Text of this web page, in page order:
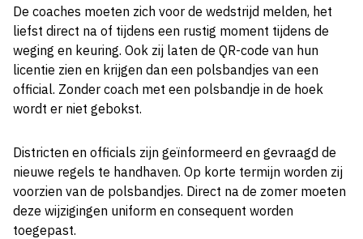
De coaches moeten zich voor de wedstrijd melden, het
liefst direct na of tijdens een rustig moment tijdens de
weging en keuring. Ook zij laten de QR-code van hun
licentie zien en krijgen dan een polsbandjes van een
official. Zonder coach met een polsbandje in de hoek
wordt er niet gebokst.
Districten en officials zijn geïnformeerd en gevraagd de
nieuwe regels te handhaven. Op korte termijn worden zij
voorzien van de polsbandjes. Direct na de zomer moeten
deze wijzigingen uniform en consequent worden
toegepast.